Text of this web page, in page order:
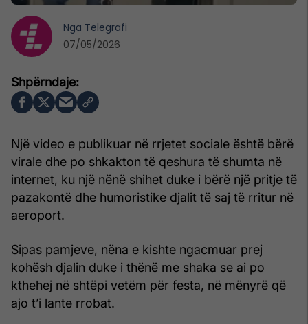
Një video e publikuar në rrjetet sociale është bërë
virale dhe po shkakton të qeshura të shumta në
internet, ku një nënë shihet duke i bërë një pritje të
pazakontë dhe humoristike djalit të saj të rritur në
aeroport.
Sipas pamjeve, nëna e kishte ngacmuar prej
kohësh djalin duke i thënë me shaka se ai po
kthehej në shtëpi vetëm për festa, në mënyrë që
ajo t’i lante rrobat.
Nga Telegrafi
07/05/2026